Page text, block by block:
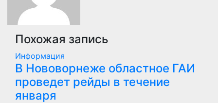
Похожая запись
Информация
В Нововорнеже областное ГАИ
проведет рейды в течение
января